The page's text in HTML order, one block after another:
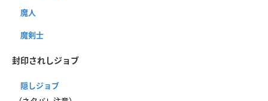
魔人
魔剣士
封印されしジョブ
隠しジョブ